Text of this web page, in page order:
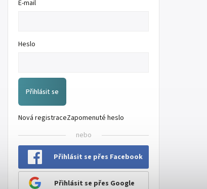
E-mail
Heslo
Přihlásit se
Nová registraceZapomenuté heslo
nebo
Přihlásit se přes Facebook
Přihlásit se přes Google